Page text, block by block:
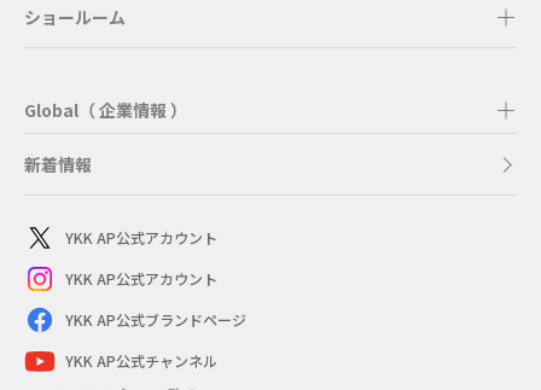
ショールーム
Global（ 企業情報 ）
新着情報
YKK AP公式アカウント
YKK AP公式アカウント
YKK AP公式ブランドページ
YKK AP公式チャンネル